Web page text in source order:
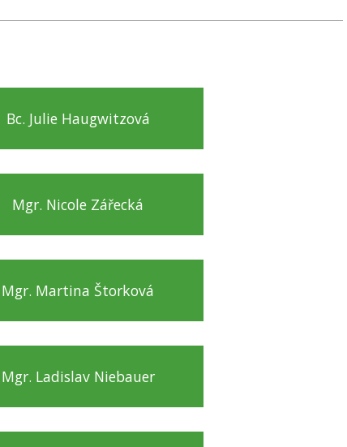
Bc. Julie Haugwitzová
Mgr. Nicole Zářecká
Mgr. Martina Štorková
Mgr. Ladislav Niebauer